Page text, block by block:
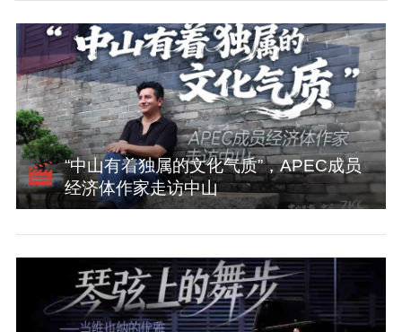
“中山有着独属的文化气质”，APEC成员
经济体作家走访中山